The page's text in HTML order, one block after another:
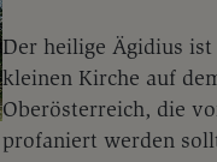
Der heilige Ägidius
kleinen Kirche auf
Oberösterreich, die
profaniert werden